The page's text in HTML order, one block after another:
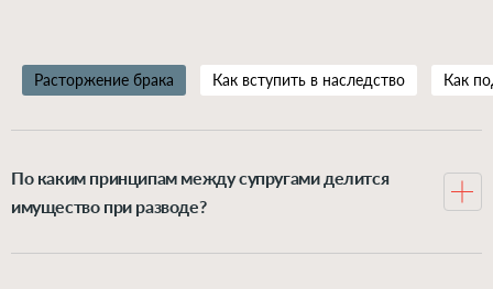
Расторжение брака Как вступить в наследство Как
По каким принципам между супругами делится
имущество при разводе?
делится между ними пополам, хотя иногда можно